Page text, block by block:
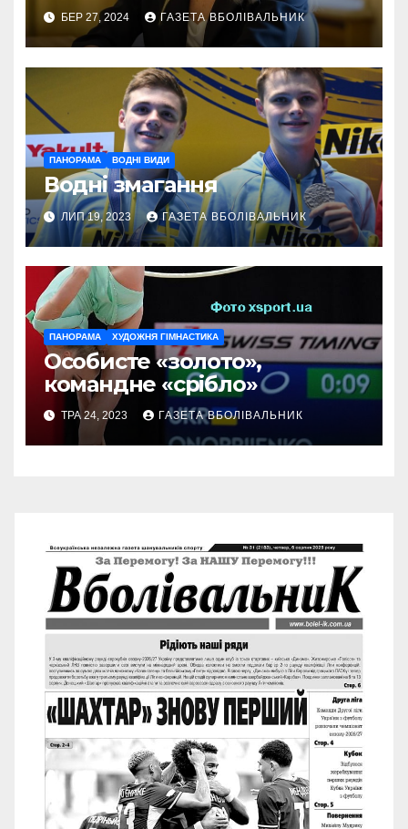
БЕР 27, 2024 ГАЗЕТА ВБОЛІВАЛЬНИК
ПАНОРАМА ВОДНІ ВИДИ
Водні змагання
ЛИП 19, 2023 ГАЗЕТА ВБОЛІВАЛЬНИК
ПАНОРАМА ХУДОЖНЯ ГІМНАСТИКА
Особисте «золото»,
командне «срібло»
ТРА 24, 2023 ГАЗЕТА ВБОЛІВАЛЬНИК